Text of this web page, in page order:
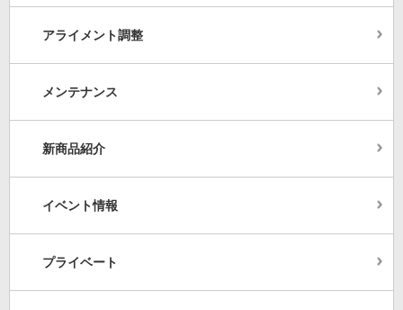
アライメント調整
メンテナンス
新商品紹介
イベント情報
プライベート